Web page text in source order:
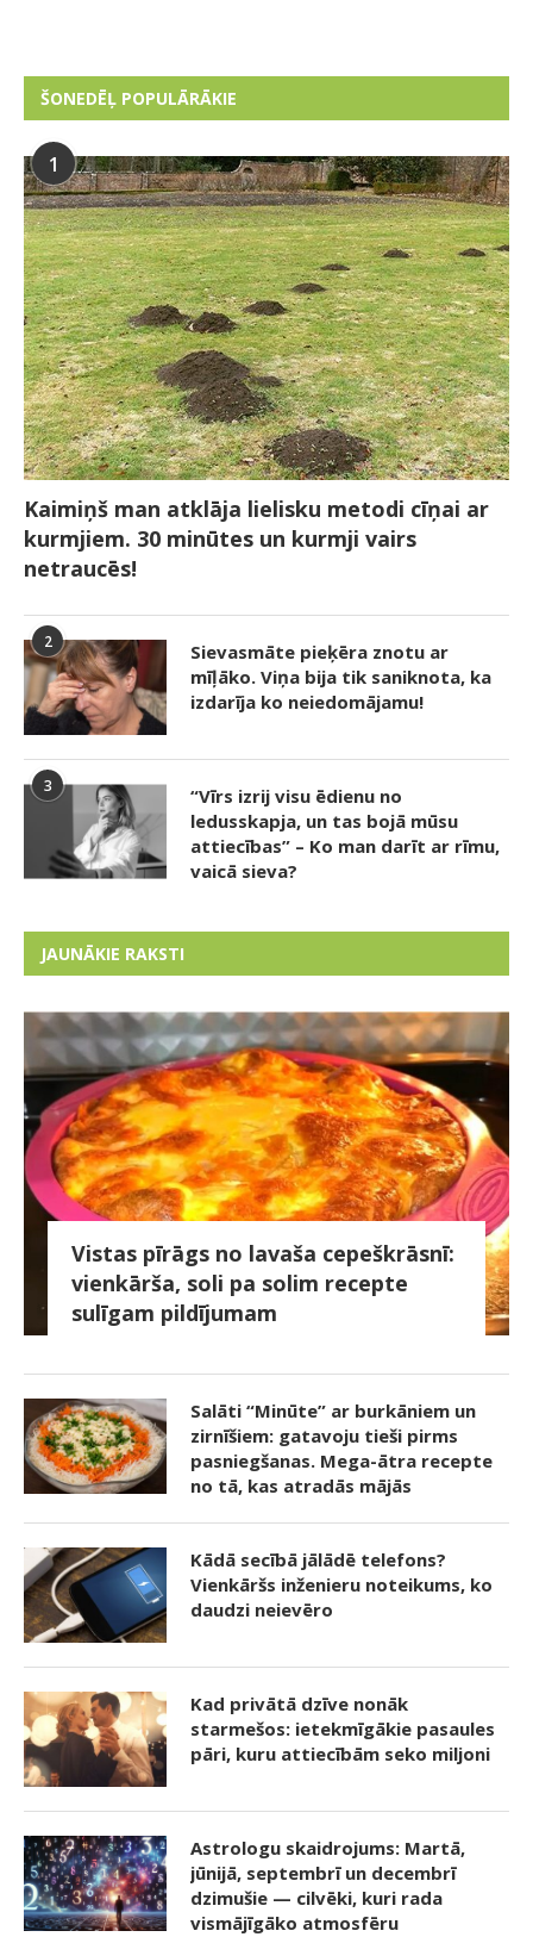
ŠONEDĒĻ POPULĀRĀKIE
1
Kaimiņš man atklāja lielisku metodi cīņai ar
kurmjiem. 30 minūtes un kurmji vairs
netraucēs!
2
Sievasmāte pieķēra znotu ar
mīļāko. Viņa bija tik saniknota, ka
izdarīja ko neiedomājamu!
3
“Vīrs izrij visu ēdienu no
ledusskapja, un tas bojā mūsu
attiecības” – Ko man darīt ar rīmu,
vaicā sieva?
JAUNĀKIE RAKSTI
Vistas pīrāgs no lavaša cepeškrāsnī:
vienkārša, soli pa solim recepte
sulīgam pildījumam
Salāti “Minūte” ar burkāniem un
zirnīšiem: gatavoju tieši pirms
pasniegšanas. Mega-ātra recepte
no tā, kas atradās mājās
Kādā secībā jālādē telefons?
Vienkāršs inženieru noteikums, ko
daudzi neievēro
Kad privātā dzīve nonāk
starmešos: ietekmīgākie pasaules
pāri, kuru attiecībām seko miljoni
Astrologu skaidrojums: Martā,
jūnijā, septembrī un decembrī
dzimušie — cilvēki, kuri rada
vismājīgāko atmosfēru